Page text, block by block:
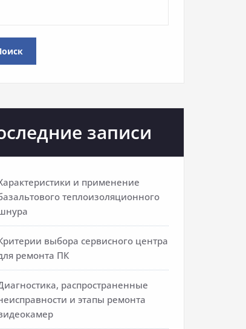
записи
и применение
теплоизоляционного
выбора сервисного центра
ремонта ПК
распространенные
и этапы ремонта